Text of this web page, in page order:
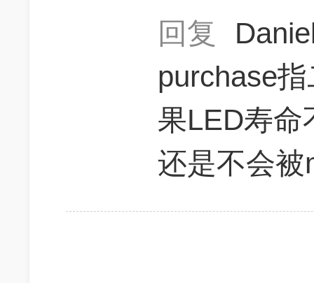
回复
purchase
果LED寿命
还是不会被